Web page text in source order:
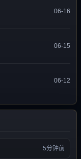
06-16
06-15
06-12
5分钟前